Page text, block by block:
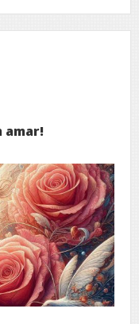
amar!